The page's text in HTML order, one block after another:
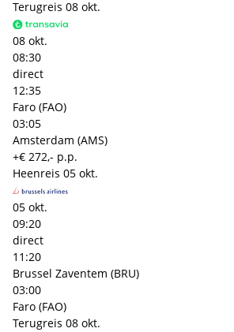
Terugreis 08 okt.
08 okt.
08:30
direct
12:35
Faro (FAO)
03:05
Amsterdam (AMS)
+€ 272,- p.p.
Heenreis 05 okt.
05 okt.
09:20
direct
11:20
Brussel Zaventem (BRU)
03:00
Faro (FAO)
Terugreis 08 okt.